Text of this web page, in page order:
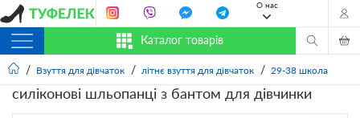
О нас
Каталог товарів
Взуття для дівчаток літнє взуття для дівчаток 29-38 школа
силіконові шльопанці з бантом для дівчинки